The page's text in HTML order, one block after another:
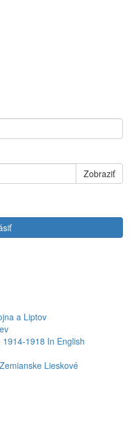
Zobraziť
a Liptov
1918 In English
Lieskové